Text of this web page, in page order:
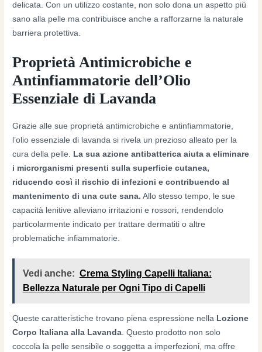
delicata. Con un utilizzo costante, non solo dona un aspetto più
sano alla pelle ma contribuisce anche a rafforzarne la naturale
barriera protettiva.
Proprietà Antimicrobiche e
Antinfiammatorie dell’Olio
Essenziale di Lavanda
Grazie alle sue proprietà antimicrobiche e antinfiammatorie,
l’olio essenziale di lavanda si rivela un prezioso alleato per la
cura della pelle.
La sua azione antibatterica aiuta a eliminare
i microrganismi presenti sulla superficie cutanea,
riducendo così il rischio di infezioni e contribuendo al
mantenimento di una cute sana. Allo stesso tempo, le sue
capacità lenitive alleviano irritazioni e rossori, rendendolo
particolarmente indicato per trattare dermatiti o altre
problematiche infiammatorie.
Vedi anche: Crema Styling Capelli Italiana:
Bellezza Naturale per Ogni Tipo di Capelli
Queste caratteristiche trovano piena espressione nella Lozione
Corpo Italiana alla Lavanda . Questo prodotto non solo
coccola la pelle sensibile o soggetta a imperfezioni, ma offre